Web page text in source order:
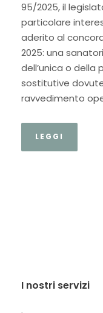
95/2025, il
particolare
aderito al
2025: una
dell’unica o
sostitutive
ravvedimento
LEGGI
I nostri servizi